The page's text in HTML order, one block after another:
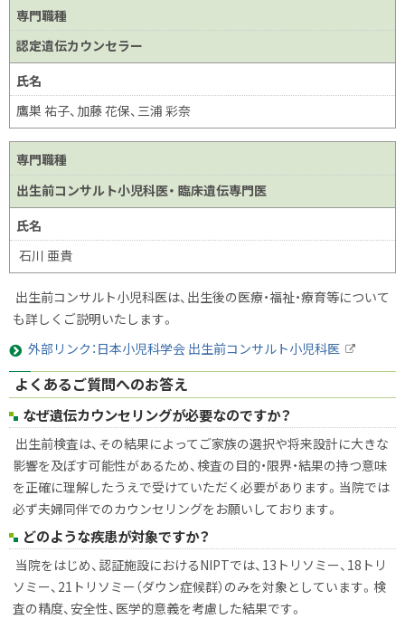
専門職種
認定遺伝カウンセラー
氏名
鷹巣 祐子、加藤 花保、三浦 彩奈
専門職種
出生前コンサルト小児科医・ 臨床遺伝専門医
氏名
石川 亜貴
出生前コンサルト小児科医は、出生後の医療・福祉・療育等について
も詳しくご説明いたします。
外部リンク：日本小児科学会 出生前コンサルト小児科医
サ
よくあるご質問へのお答え
なぜ遺伝カウンセリングが必要なのですか？
出生前検査は、その結果によってご家族の選択や将来設計に大きな
影響を及ぼす可能性があるため、検査の目的・限界・結果の持つ意味
を正確に理解したうえで受けていただく必要があります。当院では
必ず夫婦同伴でのカウンセリングをお願いしております。
どのような疾患が対象ですか？
当院をはじめ、認証施設におけるNIPTでは、13トリソミー、18トリ
ソミー、21トリソミー（ダウン症候群）のみを対象としています。検
査の精度、安全性、医学的意義を考慮した結果です。